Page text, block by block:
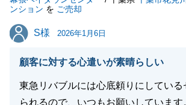
ンション を ご売却
S様
S様 2026年1月6日
顧客に対する心遣いが素晴らしい
東急リバブルには心底頼りにしている
られるので、いつもお願いしています